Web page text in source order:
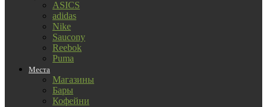
ASICS
adidas
Nike
Saucony
Reebok
Puma
Места
Магазины
Бары
Кофейни